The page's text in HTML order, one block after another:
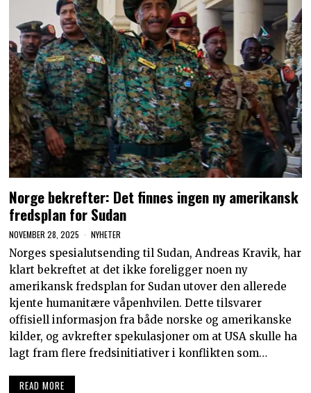
Norge bekrefter: Det finnes ingen ny amerikansk
fredsplan for Sudan
NOVEMBER 28, 2025 NYHETER
Norges spesialutsending til Sudan, Andreas Kravik, har
klart bekreftet at det ikke foreligger noen ny
amerikansk fredsplan for Sudan utover den allerede
kjente humanitære våpenhvilen. Dette tilsvarer
offisiell informasjon fra både norske og amerikanske
kilder, og avkrefter spekulasjoner om at USA skulle ha
lagt fram flere fredsinitiativer i konflikten som…
READ MORE